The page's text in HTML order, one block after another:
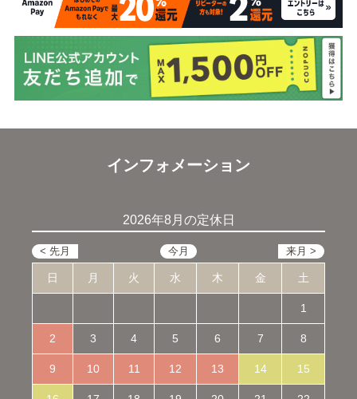
インフォメーション
2026年8月の定休日
日 月 火 水 木 金 土
1
2 3 4 5 6 7 8
9 10 11 12 13 14 15